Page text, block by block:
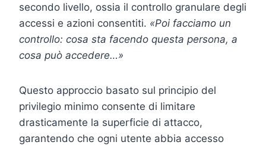
secondo livello, ossia il controllo granulare degli
accessi e azioni consentiti. «Poi facciamo un
controllo: cosa sta facendo questa persona, a
cosa può accedere…»
Questo approccio basato sul principio del
privilegio minimo consente di limitare
drasticamente la superficie di attacco,
garantendo che ogni utente abbia accesso